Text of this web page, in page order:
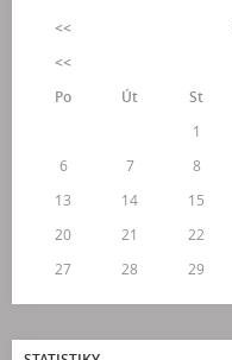
<<
<<
Po
Út St
1
6
7 8
13
14 15
20
21 22
27
28 29